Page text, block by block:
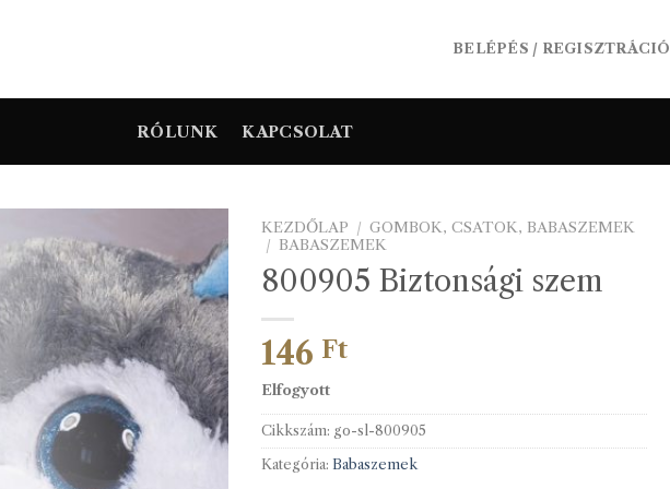
BELÉPÉS / REGISZTRÁCIÓ
RÓLUNK KAPCSOLAT
KEZDŐLAP / GOMBOK, CSATOK, BABASZEMEK
/ BABASZEMEK
800905 Biztonsági szem
146 Ft
Elfogyott
Cikkszám: go-sl-800905
Kategória: Babaszemek